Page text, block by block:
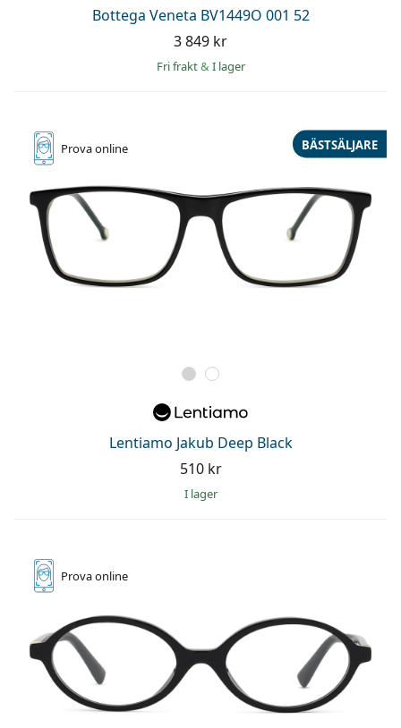
Bottega Veneta BV1449O 001 52
3 849 kr
Fri frakt& I lager
Prova online
Lentiamo Jakub Deep Black
BÄSTSÄLJARE
510 kr
I lager
Prova online